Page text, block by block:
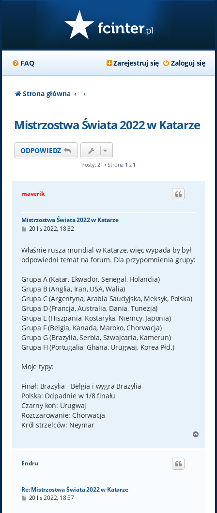
FAQ Zaloguj się
Zarejestruj się
Strona główna
Mistrzostwa Świata 2022 w Katarze
ODPOWIEDZ
Posty: 21 • Strona 1 z 1
maverik
Mistrzostwa Świata 2022 w Katarze
P
t
20 lis 2022, 18:32
Właśnie rusza mundial w Katarze, więc wypada by był
odpowiedni temat na forum. Dla przypomnienia grupy:
Grupa A (Katar, Ekwador, Senegal, Holandia)
Grupa B (Anglia, Iran, USA, Walia)
Grupa C (Argentyna, Arabia Saudyjska, Meksyk, Polska)
Grupa D (Francja, Australia, Dania, Tunezja)
Grupa E (Hiszpania, Kostaryka, Niemcy, Japonia)
Grupa F (Belgia, Kanada, Maroko, Chorwacja)
Grupa G (Brazylia, Serbia, Szwajcaria, Kamerun)
Grupa H (Portugalia, Ghana, Urugwaj, Korea Płd.)
Moje typy:
Finał: Brazylia - Belgia i wygra Brazylia
Polska: Odpadnie w 1/8 finału
Czarny koń: Urugwaj
Rozczarowanie: Chorwacja
Król strzelców: Neymar
g
Endru
Re: Mistrzostwa Świata 2022 w Katarze
P20 lis 2022, 18:57